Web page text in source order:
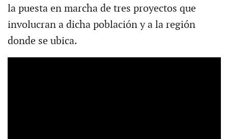
la puesta en marcha de tres proyectos que
involucran a dicha población y a la región
donde se ubica.